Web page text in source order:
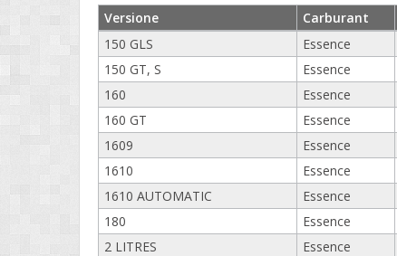
Versione Carburant
150 GLS
Essence
150 GT, S
Essence
160
Essence
160 GT
Essence
1609
Essence
1610
Essence
1610 AUTOMATIC
Essence
180
Essence
2 LITRES
Essence